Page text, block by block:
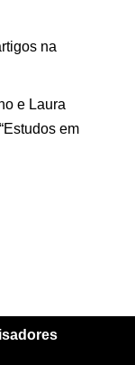
na
e Laura
em